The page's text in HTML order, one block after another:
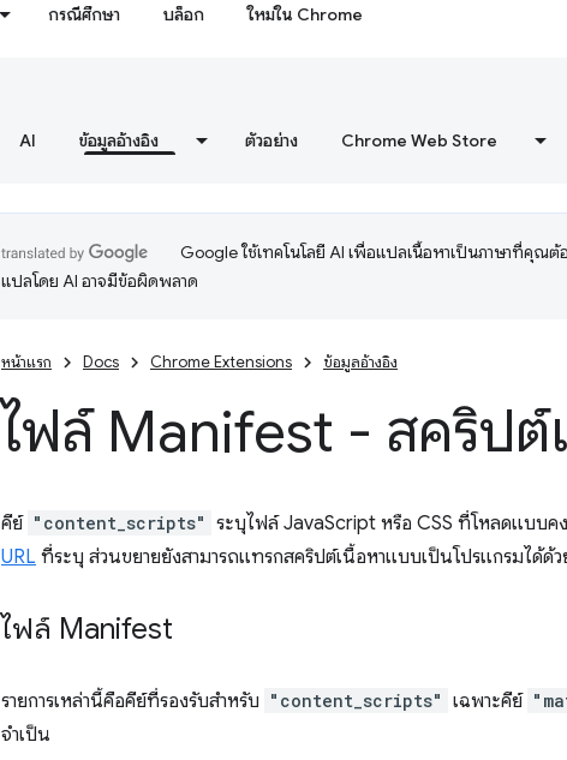
กรณีศึกษา บล็อก ใหม่ใน Chrome
AI ข้อมูลอ้างอิง ตัวอย่าง Chrome Web Store
Google ใช้เทคโนโลยี AI เพื่อแปลเนื้อหาเป็นภาษาที่คุณต้
แปลโดย AI อาจมีข้อผิดพลาด
หน้าแรก Docs Chrome Extensions ข้อมูลอ้างอิง
ไฟล์ Manifest - สคริปต์
คีย์ "content_scripts" ระบุไฟล์ JavaScript หรือ CSS ที่โหลดแบบ
URL ที่ระบุ ส่วนขยายยังสามารถแทรกสคริปต์เนื้อหาแบบเป็นโปรแกรมได้ด้ว
ไฟล์ Manifest
รายการเหล่านี้คือคีย์ที่รองรับสำหรับ "content_scripts" เฉพาะคีย์
จำเป็น